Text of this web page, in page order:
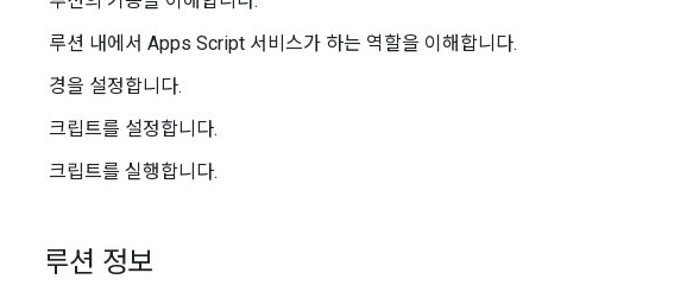
솔루션 내에서 Apps Script 서비스가 하는 역할을 이해합니다.
환경을 설정합니다.
스크립트를 설정합니다.
스크립트를 실행합니다.
이 솔루션 정보